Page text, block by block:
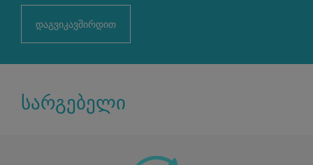
დაგვიკავშირდით
სარგებელი